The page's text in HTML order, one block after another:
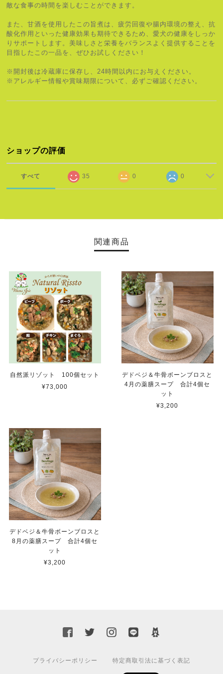
敵な食事の時間を楽しむことができます。
また、甘酒を使用したこの旨煮は、疲労回復や腸内環境の整え、抗
酸化作用といった健康効果も期待できるため、愛犬の健康をしっか
りサポートします。美味しさと栄養をバランスよく提供することを
目指したこの一品を、ぜひお試しください！
※開封後は冷蔵庫に保存し、24時間以内にお与えください。
※アレルギー情報や賞味期限について、必ずご確認ください。
ショップの評価
すべて 35 0 0
関連商品
自然派リゾット 100個セット
¥73,000
デドベジ＆牛骨ボーンブロスと
4月の薬膳スープ 合計4個セ
ット
¥3,200
デドベジ＆牛骨ボーンブロスと
8月の薬膳スープ 合計4個セ
ット
¥3,200
プライバシーポリシー 特定商取引法に基づく表記